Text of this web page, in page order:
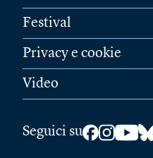
Festival
Privacy e cookie
Video
Seguici su